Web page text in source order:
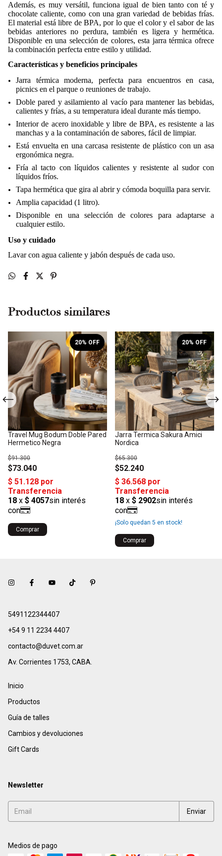
Además, es muy versátil, funciona igual de bien tanto con té y
chocolate caliente, como con una gran variedad de bebidas frías.
El material está libre de BPA, por lo que el color y el sabor de las
bebidas anteriores no perdura, también es ligera y hermética.
Disponible en una selección de colores, esta jarra térmica ofrece
la combinación perfecta entre estilo y utilidad.
Características y beneficios principales
Jarra térmica moderna, perfecta para encuentros en casa,
picnics en el parque o reuniones de trabajo.
Doble pared y asilamiento al vacío para mantener las bebidas,
calientes y frías, a su temperatura ideal durante más tiempo.
Interior de acero inoxidable y libre de BPA, es resistente a las
manchas y a la contaminación de sabores, fácil de limpiar.
Está envuelta en una carcasa resistente de plástico con un asa
ergonómica negra.
Fría al tacto con líquidos calientes y resistente al sudor con
líquidos fríos.
Tapa hermética que gira al abrir y cómoda boquilla para servir.
Amplia capacidad (1 litro).
Disponible en una selección de colores para adaptarse a
cualquier estilo.
Uso y cuidado
Lavar con agua caliente y jabón después de cada uso.
Productos similares
Travel Mug Bodum Doble Pared
Hermetico Negra
$73.040
$91.300
20% OFF
Comprar
Jarra Termica Sakura Amici
Nordica
$52.240
$65.300
20% OFF
¡Solo quedan 5 en stock!
Comprar
5491122344407
+54 9 11 2234 4407
contacto@duvet.com.ar
Av. Corrientes 1753, CABA.
Inicio
Productos
Guía de talles
Cambios y devoluciones
Gift Cards
Newsletter
Medios de pago